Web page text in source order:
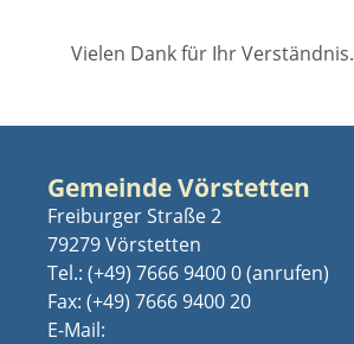
Vielen Dank für Ihr Verständnis.
Gemeinde Vörstetten
Freiburger Straße 2
79279 Vörstetten
Tel.: (+49) 7666 9400 0
Fax: (+49) 7666 9400 20
E-Mail: